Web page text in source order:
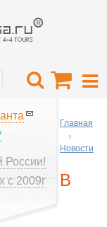
России!
с 2009г
Главная
Новости
В